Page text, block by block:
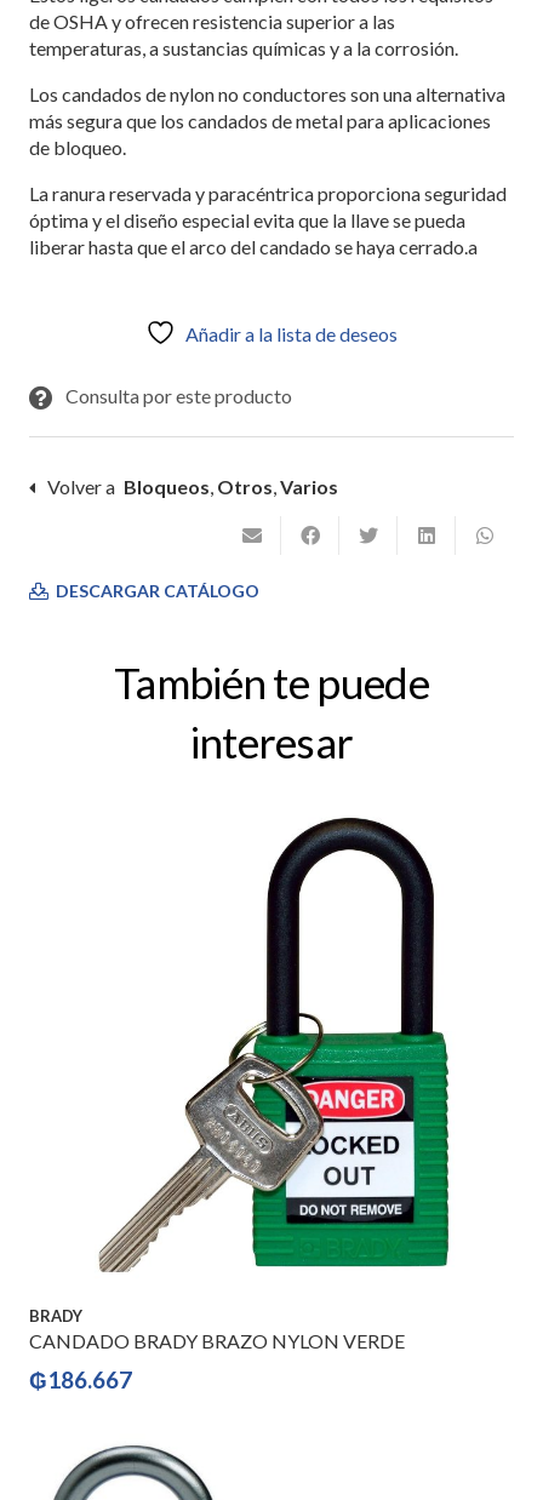
de OSHA y ofrecen resistencia superior a las
temperaturas, a sustancias químicas y a la corrosión.
Los candados de nylon no conductores son una alternativa
más segura que los candados de metal para aplicaciones
de bloqueo.
La ranura reservada y paracéntrica proporciona seguridad
óptima y el diseño especial evita que la llave se pueda
liberar hasta que el arco del candado se haya cerrado.a
Añadir a la lista de deseos
Consulta por este producto
Volver a Bloqueos, Otros,Varios
DESCARGAR CATÁLOGO
También te puede
interesar
BRADY
CANDADO BRADY BRAZO NYLON VERDE
₲186.667